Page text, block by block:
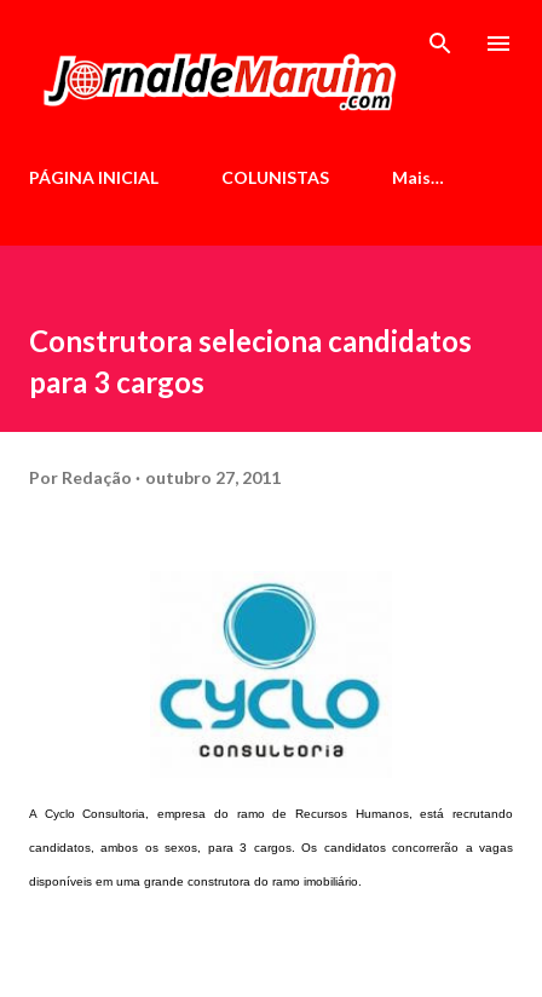
PÁGINA INICIAL COLUNISTAS Mais…
Construtora seleciona candidatos
para 3 cargos
Por Redação outubro 27, 2011
A Cyclo Consultoria, empresa do ramo de Recursos Humanos, está recrutando
candidatos, ambos os sexos, para 3 cargos. Os candidatos concorrerão a vagas
disponíveis em uma grande construtora do ramo imobiliário.